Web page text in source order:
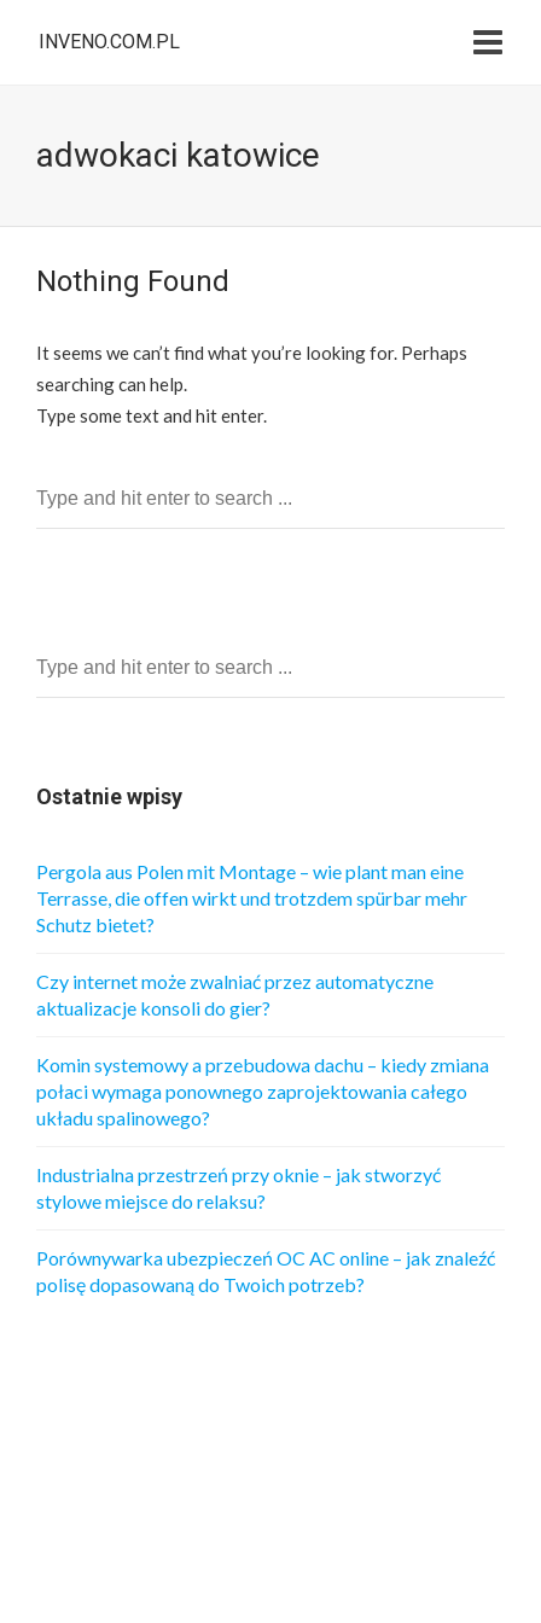
INVENO.COM.PL
adwokaci katowice
Nothing Found
It seems we can’t find what you’re looking for. Perhaps
searching can help.
Type some text and hit enter.
Ostatnie wpisy
Pergola aus Polen mit Montage – wie plant man eine
Terrasse, die offen wirkt und trotzdem spürbar mehr
Schutz bietet?
Czy internet może zwalniać przez automatyczne
aktualizacje konsoli do gier?
Komin systemowy a przebudowa dachu – kiedy zmiana
połaci wymaga ponownego zaprojektowania całego
układu spalinowego?
Industrialna przestrzeń przy oknie – jak stworzyć
stylowe miejsce do relaksu?
Porównywarka ubezpieczeń OC AC online – jak znaleźć
polisę dopasowaną do Twoich potrzeb?